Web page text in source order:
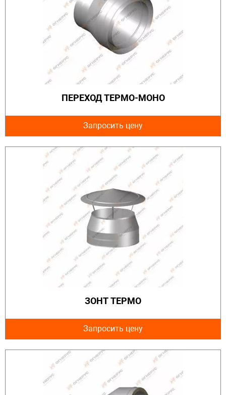
ПЕРЕХОД ТЕРМО-МОНО
Запросить цену
ЗОНТ ТЕРМО
Запросить цену